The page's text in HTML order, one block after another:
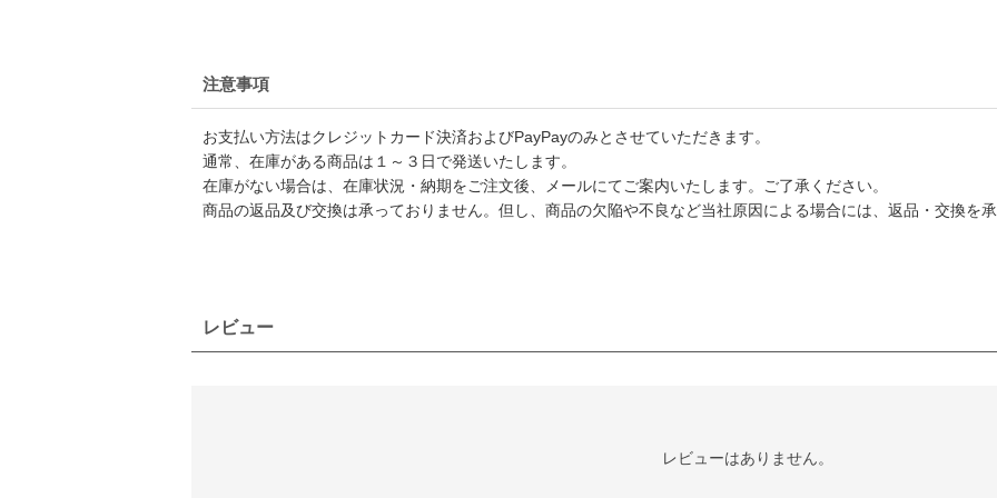
注意事項
お支払い方法はクレジットカード決済およびPayPayのみとさせていただきます。
通常、在庫がある商品は１～３日で発送いたします。
在庫がない場合は、在庫状況・納期をご注文後、メールにてご案内いたします。ご了承ください。
商品の返品及び交換は承っておりません。但し、商品の欠陥や不良など当社原因による場合には、返品・交換を
レビュー
レビューはありません。